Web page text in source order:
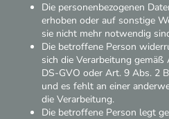
Die personenbezogenen
erhoben oder auf sonstige
sie nicht mehr notwendig
Die betroffene Person
sich die Verarbeitung
DS-GVO oder Art. 9 Abs. 2
und es fehlt an einer
die Verarbeitung.
Die betroffene Person legt